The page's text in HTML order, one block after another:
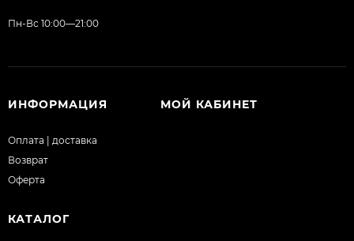
Пн-Вс 10:00—21:00
ИНФОРМАЦИЯ
Оплата | доставка
Возврат
Оферта
МОЙ КАБИНЕТ
КАТАЛОГ